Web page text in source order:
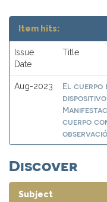
Item hits:
Issue
Date
Title
Aug-2023
El cuerpo
cuerpo
Discover
Subject